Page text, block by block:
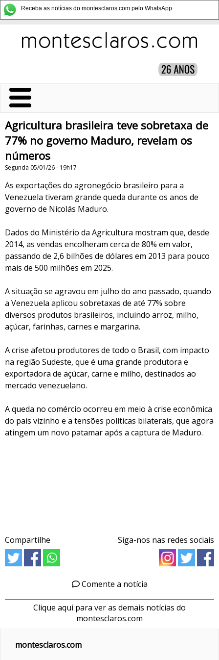
Receba as notícias do montesclaros.com pelo WhatsApp
Agricultura brasileira teve sobretaxa de
77% no governo Maduro, revelam os
números
Segunda 05/01/26 - 19h17
As exportações do agronegócio brasileiro para a
Venezuela tiveram grande queda durante os anos de
governo de Nicolás Maduro.
Dados do Ministério da Agricultura mostram que, desde
2014, as vendas encolheram cerca de 80% em valor,
passando de 2,6 bilhões de dólares em 2013 para pouco
mais de 500 milhões em 2025.
A situação se agravou em julho do ano passado, quando
a Venezuela aplicou sobretaxas de até 77% sobre
diversos produtos brasileiros, incluindo arroz, milho,
açúcar, farinhas, carnes e margarina.
A crise afetou produtores de todo o Brasil, com impacto
na região Sudeste, que é uma grande produtora e
exportadora de açúcar, carne e milho, destinados ao
mercado venezuelano.
A queda no comércio ocorreu em meio à crise econômica
do país vizinho e a tensões políticas bilaterais, que agora
atingem um novo patamar após a captura de Maduro.
Compartilhe Siga-nos nas redes sociais
Comente a notícia
Clique aqui para ver as demais notícias do
montesclaros.com
montesclaros.com